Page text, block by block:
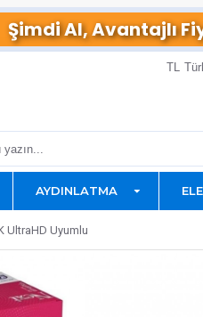
Şimdi Al, Avantajlı
TL
AYDINLATMA
UltraHD Uyumlu